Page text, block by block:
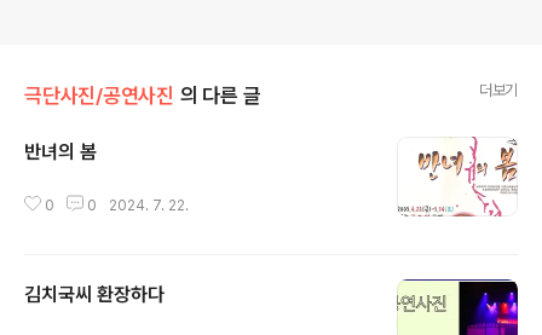
극단사진/공연사진 의 다른 글 더보기
반녀의 봄
0 0 2024. 7. 22.
김치국씨 환장하다